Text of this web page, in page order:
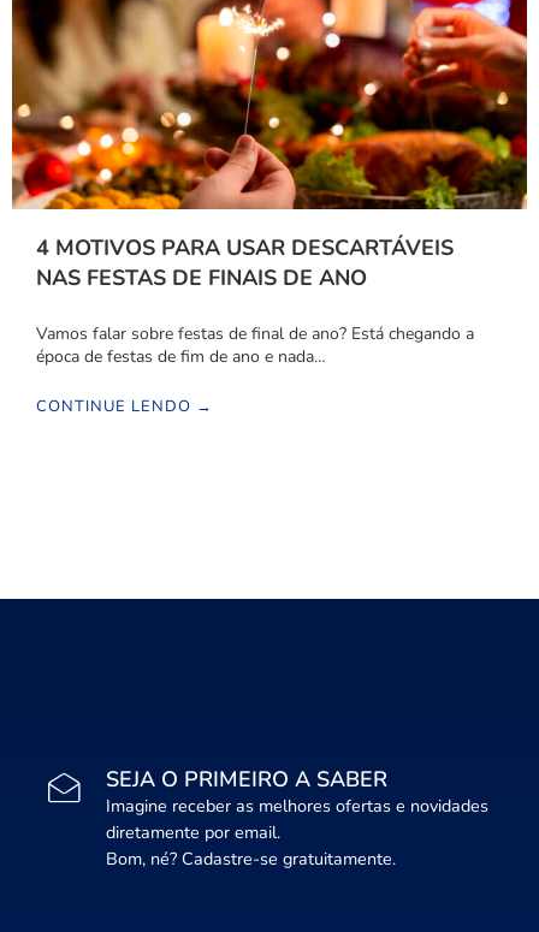
4 MOTIVOS PARA USAR DESCARTÁVEIS
NAS FESTAS DE FINAIS DE ANO
Vamos falar sobre festas de final de ano? Está chegando a
época de festas de fim de ano e nada…
CONTINUE LENDO →
SEJA O PRIMEIRO A SABER
Imagine receber as melhores ofertas e novidades
diretamente por email.
Bom, né? Cadastre-se gratuitamente.